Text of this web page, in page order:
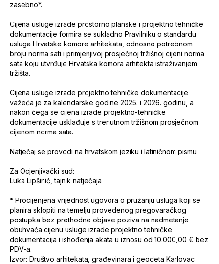
zasebno*.
Cijena usluge izrade prostorno planske i projektno tehničke
dokumentacije formira se sukladno Pravilniku o standardu
usluga Hrvatske komore arhitekata, odnosno potrebnom
broju norma sati i primjenjivoj prosječnoj tržišnoj cijeni norma
sata koju utvrđuje Hrvatska komora arhitekta istraživanjem
tržišta.
Cijena usluge izrade projektno tehničke dokumentacije
važeća je za kalendarske godine 2025. i 2026. godinu, a
nakon čega se cijena izrade projektno-tehničke
dokumentacije usklađuje s trenutnom tržišnom prosječnom
cijenom norma sata.
Natječaj se provodi na hrvatskom jeziku i latiničnom pismu.
Za Ocjenjivački sud:
Luka Lipšinić, tajnik natječaja
* Procijenjena vrijednost ugovora o pružanju usluga koji se
planira sklopiti na temelju provedenog pregovaračkog
postupka bez prethodne objave poziva na nadmetanje
obuhvaća cijenu usluge izrade projektno tehničke
dokumentacija i ishođenja akata u iznosu od 10.000,00 € bez
PDV-a.
Izvor: Društvo arhitekata, građevinara i geodeta Karlovac